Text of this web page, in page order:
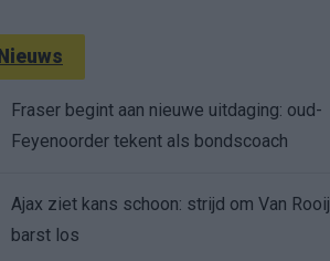
Nieuws
Fraser begint aan nieuwe uitdaging: oud-
Feyenoorder tekent als bondscoach
Ajax ziet kans schoon: strijd om Van Rooij
barst los